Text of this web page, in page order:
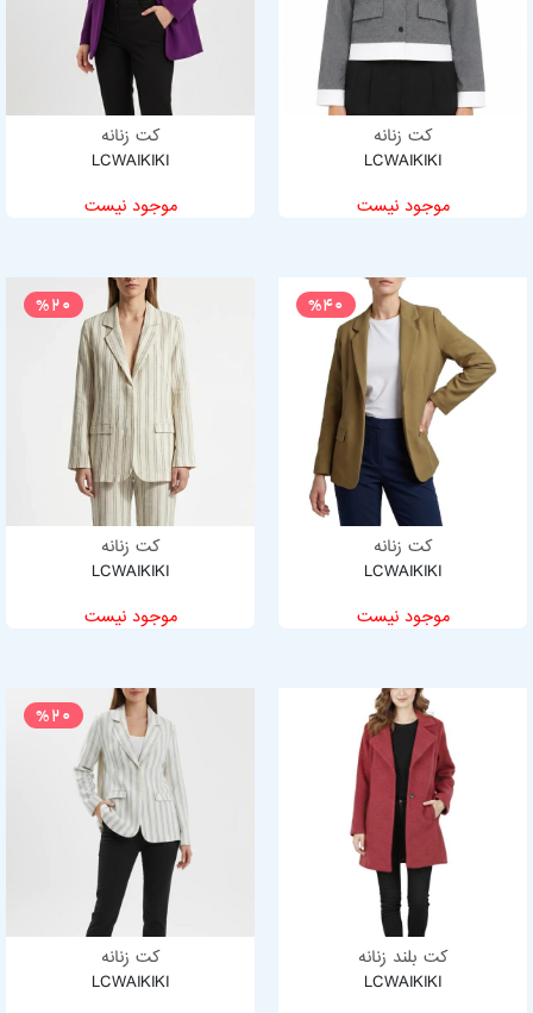
کت زنانه
LCWAIKIKI
موجود نیست
کت زنانه
LCWAIKIKI
موجود نیست
%40
کت زنانه
LCWAIKIKI
موجود نیست
%20
کت زنانه
LCWAIKIKI
موجود نیست
کت بلند زنانه
LCWAIKIKI
%20
کت زنانه
LCWAIKIKI